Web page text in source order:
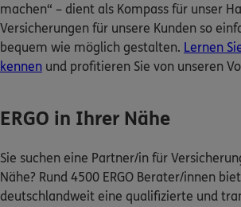
Meine
Sehen Sie auf einen Blick Ihre
Zum Kundenportal
machen“ – dient als Kompass für unser
Versicherungen für unsere Kunden so
bequem wie möglich gestalten. Lernen
kennen und profitieren Sie von unseren
ERGO in Ihrer Nähe
Sie suchen eine Partner/in für
Nähe? Rund 4500 ERGO Berater/innen
deutschlandweit eine qualifizierte und